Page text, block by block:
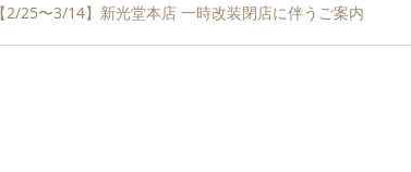
【2/25〜3/14】新光堂本店 一時改装閉店に伴うご案内